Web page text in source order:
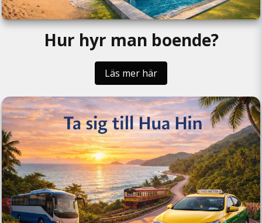
Hur hyr man boende?
Läs mer här